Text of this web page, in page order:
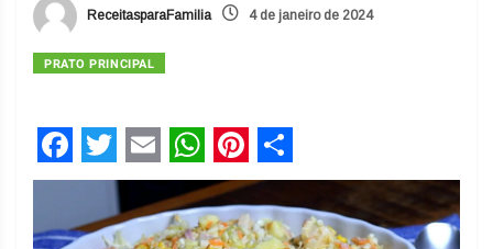
ReceitasparaFamilia 4 de janeiro de 2024
PRATO PRINCIPAL
Facebook
Twitter
EmailWhatsApp
Pinterest
Share